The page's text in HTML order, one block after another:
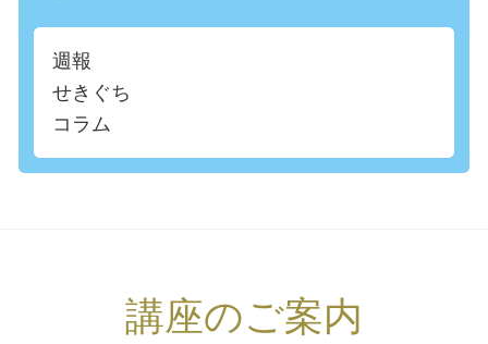
週報
せきぐち
コラム
講座のご案内